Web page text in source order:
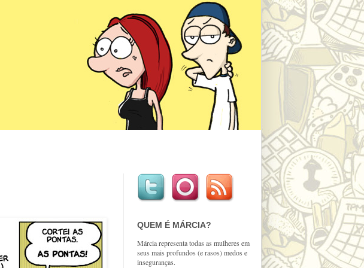
QUEM É MÁRCIA?
Márcia representa todas as mulheres em
seus mais profundos (e rasos) medos e
inseguranças.